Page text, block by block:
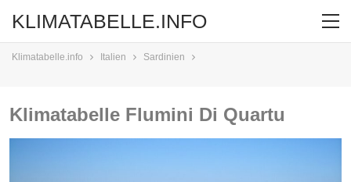
KLIMATABELLE.INFO
Klimatabelle.info Italien Sardinien
Klimatabelle Flumini Di Quartu